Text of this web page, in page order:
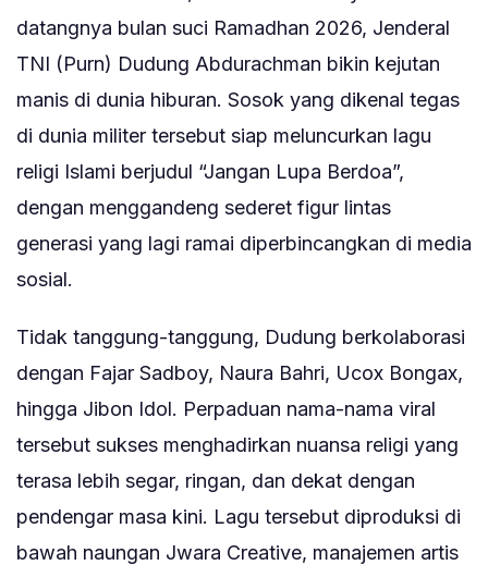
datangnya bulan suci Ramadhan 2026, Jenderal
TNI (Purn) Dudung Abdurachman bikin kejutan
manis di dunia hiburan. Sosok yang dikenal tegas
di dunia militer tersebut siap meluncurkan lagu
religi Islami berjudul “Jangan Lupa Berdoa”,
dengan menggandeng sederet figur lintas
generasi yang lagi ramai diperbincangkan di media
sosial.
Tidak tanggung-tanggung, Dudung berkolaborasi
dengan Fajar Sadboy, Naura Bahri, Ucox Bongax,
hingga Jibon Idol. Perpaduan nama-nama viral
tersebut sukses menghadirkan nuansa religi yang
terasa lebih segar, ringan, dan dekat dengan
pendengar masa kini. Lagu tersebut diproduksi di
bawah naungan Jwara Creative, manajemen artis